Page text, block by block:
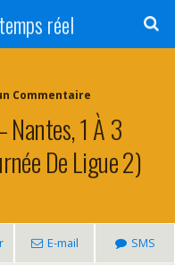
réel
Commentaire
Nantes, 1 À 3
De Ligue 2)
E-mail SMS